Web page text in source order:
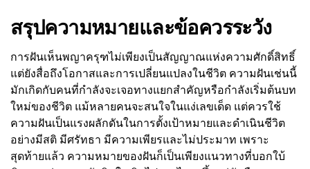
สรุปความหมายและข้อควรระวัง
การฝันเห็นพญาครุฑไม่เพียงเป็นสัญญาณแห่งความศักดิ์สิทธิ์
แต่ยังสื่อถึงโอกาสและการเปลี่ยนแปลงในชีวิต ความฝันเช่นนี้
มักเกิดกับคนที่กำลังจะเจอทางแยกสำคัญหรือกำลังเริ่มต้นบท
ใหม่ของชีวิต แม้หลายคนจะสนใจในแง่เลขเด็ด แต่ควรใช้
ความฝันเป็นแรงผลักดันในการตั้งเป้าหมายและดำเนินชีวิต
อย่างมีสติ มีศรัทธา มีความเพียรและไม่ประมาท เพราะ
สุดท้ายแล้ว ความหมายของฝันก็เป็นเพียงแนวทางที่บอกใบ้